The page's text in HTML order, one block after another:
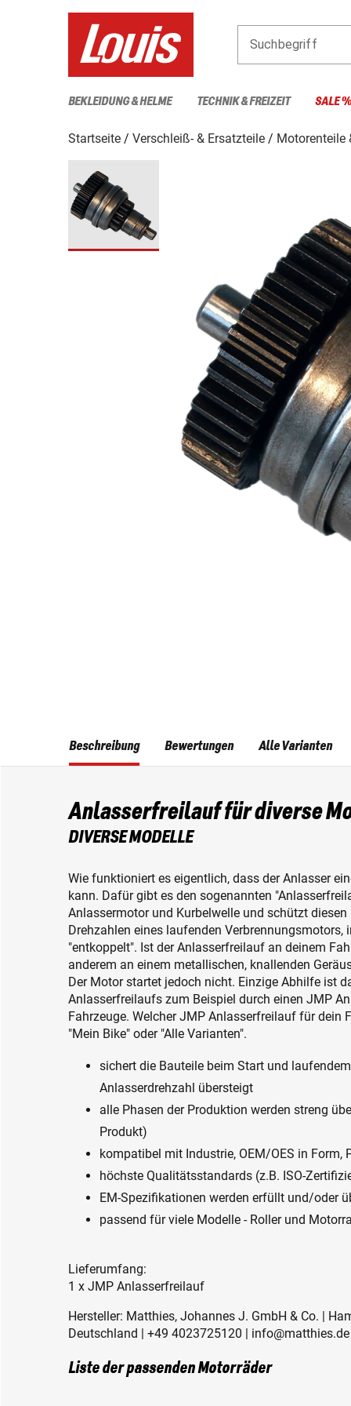
Suchbegriff
BEKLEIDUNG & HELME TECHNIK & FREIZEIT SALE %
Startseite Verschleiß- & Ersatzteile Motorenteile
Beschreibung
Anlasserfreilauf für diverse
DIVERSE MODELLE
Wie funktioniert es eigentlich, dass der Anlasser
kann. Dafür gibt es den sogenannten
Anlassermotor und Kurbelwelle und schützt
Drehzahlen eines laufenden
"entkoppelt". Ist der Anlasserfreilauf an deinem
anderem an einem metallischen, knallenden
Der Motor startet jedoch nicht. Einzige Abhilfe ist
Anlasserfreilaufs zum Beispiel durch einen JMP
Fahrzeuge. Welcher JMP Anlasserfreilauf für dein
"Mein Bike" oder "Alle Varianten".
sichert die Bauteile beim Start und
Anlasserdrehzahl übersteigt
alle Phasen der Produktion werden streng
Produkt)
kompatibel mit Industrie, OEM/OES in Form,
höchste Qualitätsstandards (z.B. ISO-
EM-Spezifikationen werden erfüllt und/oder
passend für viele Modelle - Roller und
Lieferumfang:
1 x JMP Anlasserfreilauf
Hersteller: Matthies, Johannes J. GmbH & Co. |
Deutschland | +49 4023725120 |
Liste der passenden Motorräder
Bewertungen Alle Varianten